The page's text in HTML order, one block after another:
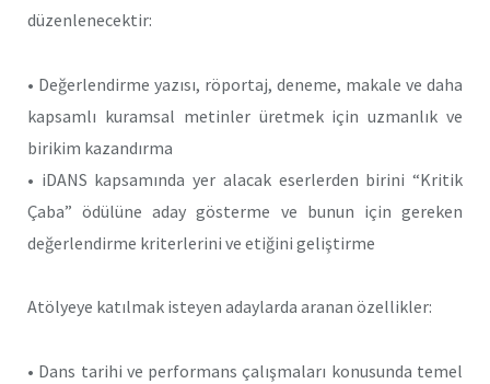
düzenlenecektir:
• Değerlendirme yazısı, röportaj, deneme, makale ve daha
kapsamlı kuramsal metinler üretmek için uzmanlık ve
birikim kazandırma
• iDANS kapsamında yer alacak eserlerden birini “Kritik
Çaba” ödülüne aday gösterme ve bunun için gereken
değerlendirme kriterlerini ve etiğini geliştirme
Atölyeye katılmak isteyen adaylarda aranan özellikler:
• Dans tarihi ve performans çalışmaları konusunda temel